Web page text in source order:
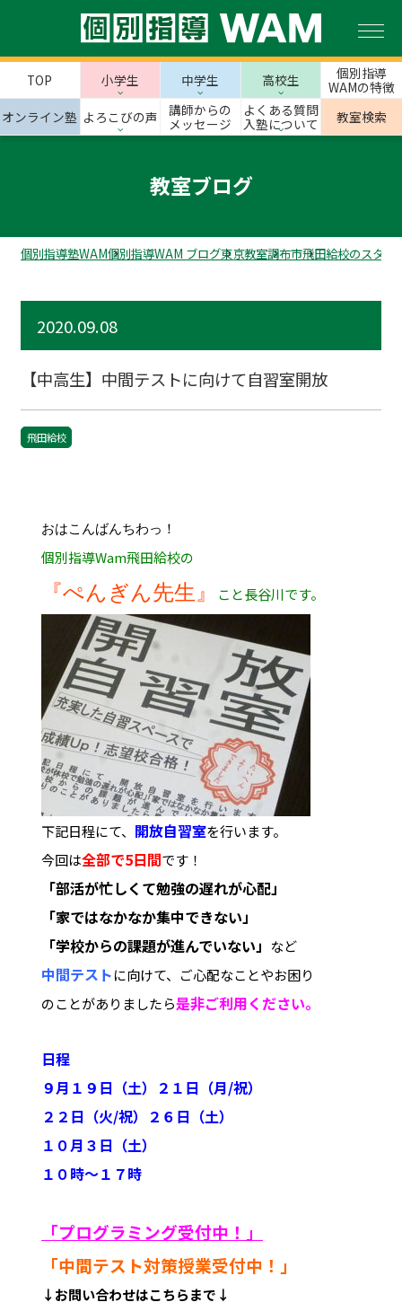
TOP 小学生 中学生 高校生
個別指導
WAMの特徴
オンライン塾 よろこびの声
講師からの
メッセージ
よくある質問
入塾について
教室検索
教室ブログ
個別指導塾WAM個別指導WAM ブログ東京教室調布市飛田給校のスタッ
2020.09.08
【中高生】中間テストに向けて自習室開放
飛田給校
おはこんばんちわっ！
個別指導Wam飛田給校の
『ぺんぎん先生』 こと長谷川です。
下記日程にて、 開放自習室を行います。
今回は全部で5日間です！
「部活が忙しくて勉強の遅れが心配」
「家ではなかなか集中できない」
「学校からの課題が進んでいない」 など
中間テストに向けて、ご心配なことやお困り
のことがありましたら是非ご利用ください。
日程
９月１９日（土）２１日（月/祝）
２２日（火/祝）
２６日（土）
１０月３日（土）
１０時～１７時
「プログラミング受付中！」
「中間テスト対策授業受付中！ 」
↓お問い合わせはこちらまで↓